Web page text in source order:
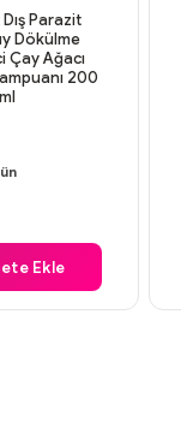
Parazit
Dökülme
Çay Ağacı
200
ml
Ekle